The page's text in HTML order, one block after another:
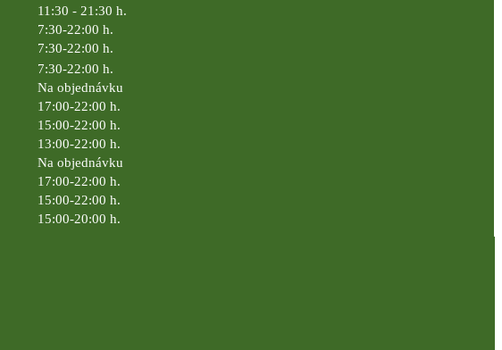
11:30 - 21:30 h.
7:30-22:00 h.
7:30-22:00 h.
7:30-22:00 h.
Na objednávku
17:00-22:00 h.
15:00-22:00 h.
13:00-22:00 h.
Na objednávku
17:00-22:00 h.
15:00-22:00 h.
15:00-20:00 h.